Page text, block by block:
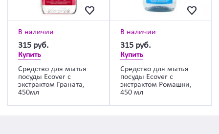
В наличии
315 руб.
Купить
Средство для мытья
посуды Ecover с
экстрактом Граната,
450мл
В наличии
315 руб.
Купить
Средство для мытья
посуды Ecover с
экстрактом Ромашки,
450 мл